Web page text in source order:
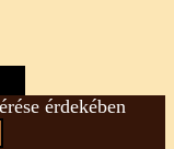
érdekében